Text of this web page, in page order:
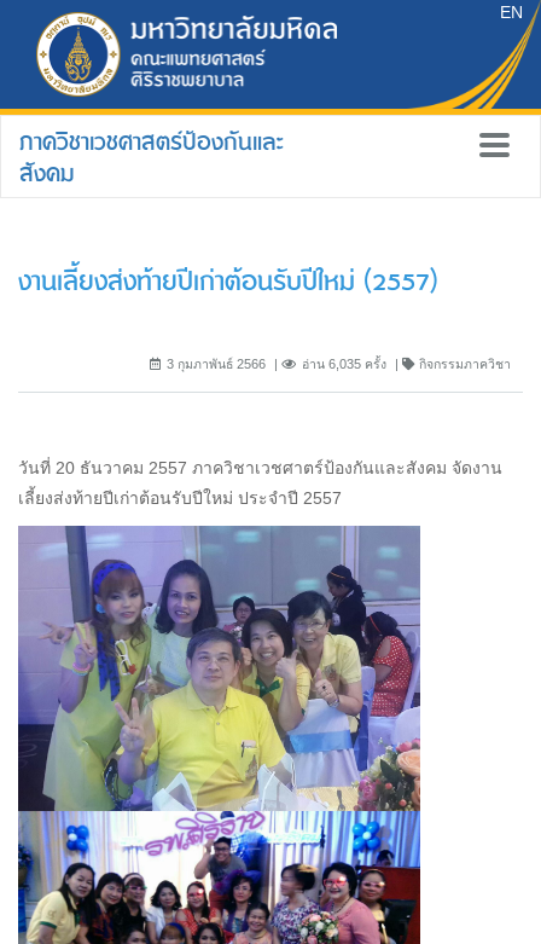
EN
ภาควิชาเวชศาสตร์ป้องกันและ
สังคม
งานเลี้ยงส่งท้ายปีเก่าต้อนรับปีใหม่ (2557)
3 กุมภาพันธ์ 2566 อ่าน 6,035 ครั้ง กิจกรรมภาควิชา
วันที่ 20 ธันวาคม 2557 ภาควิชาเวชศาตร์ป้องกันและสังคม จัดงาน
เลี้ยงส่งท้ายปีเก่าต้อนรับปีใหม่ ประจำปี 2557